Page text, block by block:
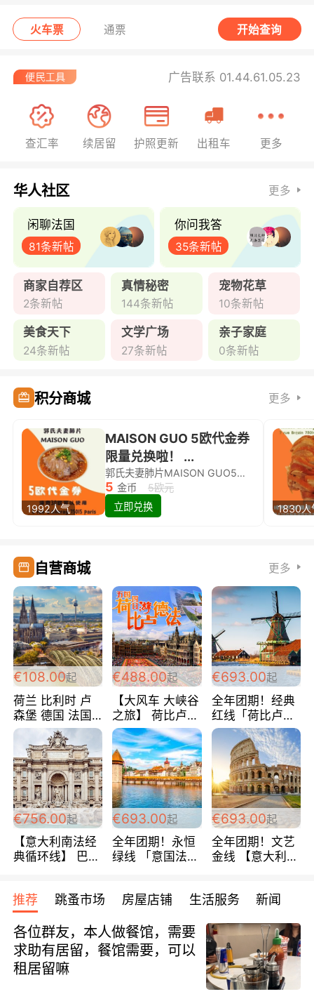
火车票 通票 开始查询
广告联系 01.44.61.05.23
查汇率 续居留 护照更新 出租车 更多
华人社区 更多
闲聊法国
81条新帖
你问我答
35条新帖
商家自荐区
2条新帖
真情秘密
144条新帖
宠物花草
10条新帖
美食天下
24条新帖
文学广场
27条新帖
亲子家庭
0条新帖
积分商城 更多
1992人气
MAISON GUO 5欧代金券
限量兑换啦！ ...
郭氏夫妻肺片MAISON GUO5欧代金券限量兑换啦！
5 金币
5欧元
立即兑换
1830人
自营商城 更多
€108.00起
荷兰 比利时 卢
森堡 德国 法国
超爽玩遍西欧 循
环线 全程四星宾
馆 108欧/人/天
€488.00起
【大风车 大峡谷
之旅】 荷比卢德
法 巴黎上下 经
典五国四日游
488欧/人
€693.00起
全年团期！经典
红线「荷比卢德
法」七天循环 五
国 仅售99欧/人/
天！巴黎上下！
包拼房~
€756.00起
【意大利南法经
典循环线】 巴黎
宾馆 108欧/天起
全程756欧/位
€693.00起
全年团期！永恒
绿线 「意国法
欧/天起 ~包拼房
€693.00起
全年团期！文艺
金线 【意大利一
每周铁发！
推荐 跳蚤市场 房屋店铺 生活服务 新闻
各位群友，本人做餐馆，需要
求助有居留，餐馆需要，可以
租居留嘛